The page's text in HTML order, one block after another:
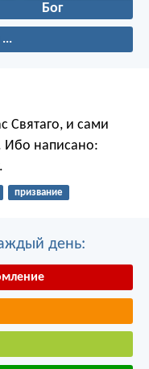
Бог
Святаго, и сами
Ибо написано:
призвание
день: